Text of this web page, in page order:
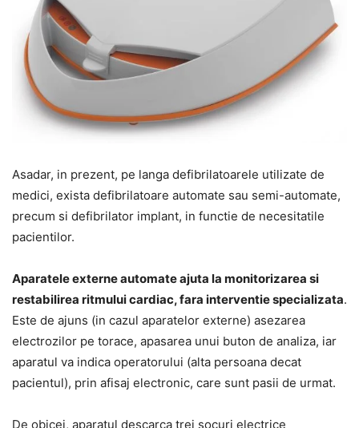
Asadar, in prezent, pe langa defibrilatoarele utilizate de
medici, exista defibrilatoare automate sau semi-automate,
precum si defibrilator implant, in functie de necesitatile
pacientilor.
Aparatele externe automate ajuta la monitorizarea si
restabilirea ritmului cardiac, fara interventie specializata.
Este de ajuns (in cazul aparatelor externe) asezarea
electrozilor pe torace, apasarea unui buton de analiza, iar
aparatul va indica operatorului (alta persoana decat
pacientul), prin afisaj electronic, care sunt pasii de urmat.
De obicei, aparatul descarca trei socuri electrice